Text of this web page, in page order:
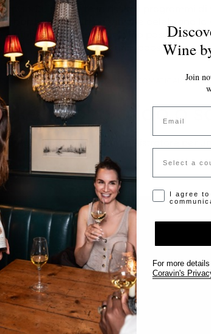
Guide mette in risalto i programmi di
bar, hotel e club privati che celebrano la
affinché gli amanti del vino possano
per ogni occasione.
LE MODIFICHE VENGONO SALVATE
non valido o
prega di contattare l'amministratore per
Supporto
Contattaci
Inserisci il tuo locale
FAQ’s
Wine
Join
Email
Country
Opt-inI agree
For more
Coravin's